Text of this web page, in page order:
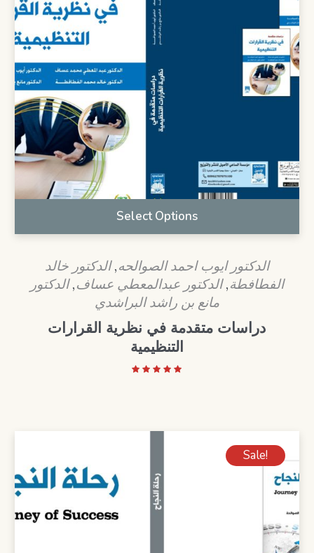
Select Options
الدكتور ايوب احمد الصوالحه,الدكتور خالد
الفطافطة,الدكتور عبدالمعطي عساف,الدكتور
مانع بن راشد البراشدي
دراسات متقدمة في نظرية القرارات
التنظيمية
Sale!